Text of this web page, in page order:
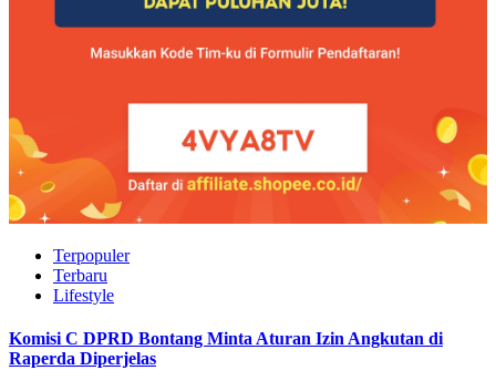
Terpopuler
Terbaru
Lifestyle
Komisi C DPRD Bontang Minta Aturan Izin Angkutan di
Raperda Diperjelas